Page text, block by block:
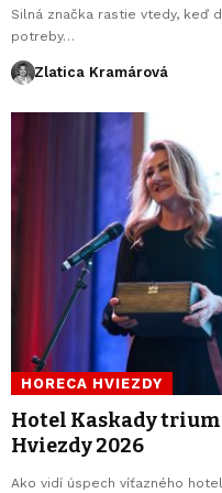
Silná značka rastie vtedy, keď
potreby…
Zlatica Kramárová
HORECA HVIEZDY
Hotel Kaskady
Hviezdy 2026
Ako vidí úspech víťazného